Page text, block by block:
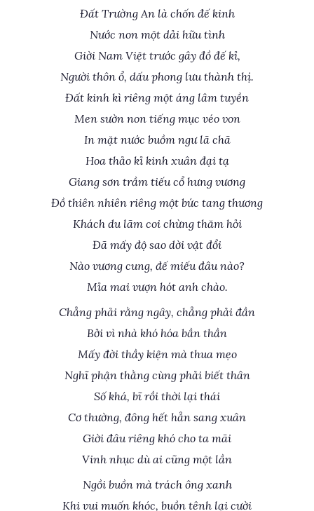
Đất Trường An là chốn đế kinh
Nước non một dải hữu tình
Giời Nam Việt trước gây đồ đế kỉ,
Người thôn ổ, dấu phong lưu thành thị.
Đất kinh kì riêng một áng lâm tuyền
Men sườn non tiếng mục véo von
In mặt nước buồm ngư lã chã
Hoa thảo kỉ kinh xuân đại tạ
Giang sơn trầm tiếu cổ hưng vương
Đồ thiên nhiên riêng một bức tang thương
Khách du lãm coi chừng thăm hỏi
Đã mấy độ sao dời vật đổi
Nào vương cung, đế miếu đâu nào?
Mỉa mai vượn hót anh chào.
Chẳng phải rằng ngây, chẳng phải đần
Bởi vì nhà khó hóa bần thần
Mấy đời thầy kiện mà thua mẹo
Nghĩ phận thằng cùng phải biết thân
Số khá, bĩ rồi thời lại thái
Cơ thường, đông hết hẳn sang xuân
Giời đâu riêng khó cho ta mãi
Vinh nhục dù ai cũng một lần
Ngồi buồn mà trách ông xanh
Khi vui muốn khóc, buồn tênh lại cười